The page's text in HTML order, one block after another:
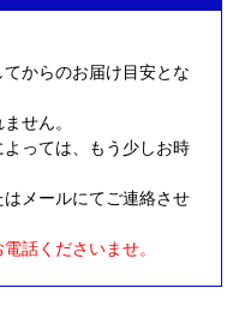
からのお届け目安とな
せん。
よっては、もう少しお時
はメールにてご連絡させ
話くださいませ。